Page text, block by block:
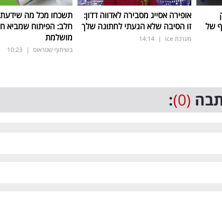
של
אופירה אסייג מסבירה לאדווה דדון:
זו הסיבה שלא הגעתי לחתונה שלך
מערכת ice |
14:14
תשכחו מכל מה
חלב: הפיתוח שמביא
מושלמת
בשיתוף שטראוס |
10:23
(0)
: